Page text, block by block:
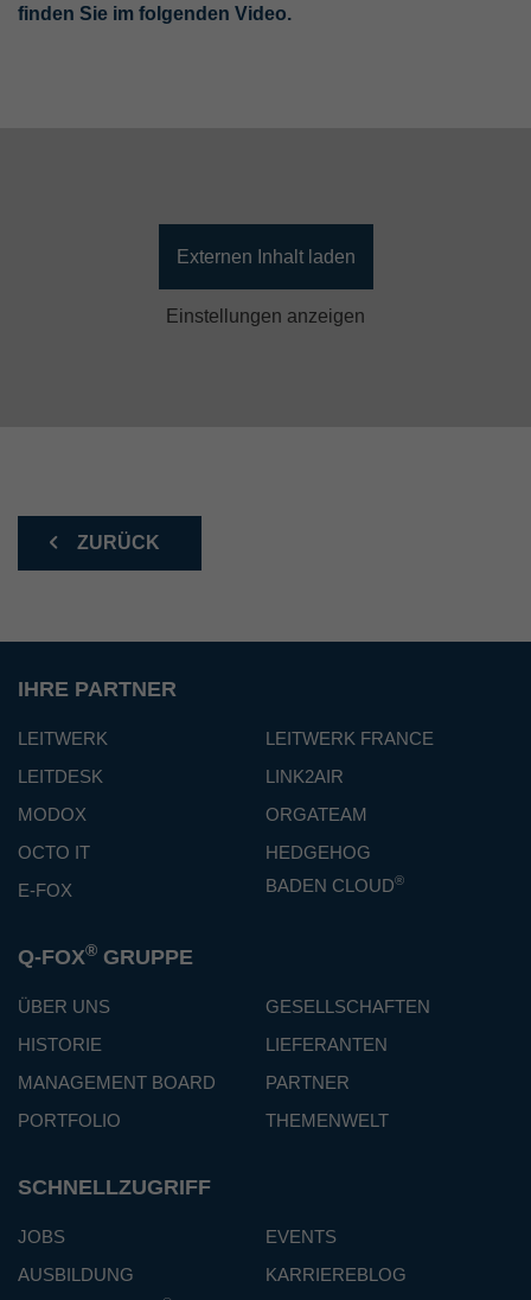
finden Sie im folgenden Video.
Externen Inhalt laden
Einstellungen anzeigen
ZURÜCK
IHRE PARTNER
LEITWERK
LEITWERK FRANCE
LEITDESK
LINK2AIR
MODOX
ORGATEAM
OCTO IT
HEDGEHOG
E-FOX
BADEN CLOUD®
Q-FOX® GRUPPE
ÜBER UNS
GESELLSCHAFTEN
HISTORIE
LIEFERANTEN
MANAGEMENT BOARD
PARTNER
PORTFOLIO
THEMENWELT
SCHNELLZUGRIFF
JOBS
EVENTS
AUSBILDUNG
KARRIEREBLOG